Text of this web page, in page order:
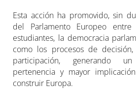
Esta acción ha promovido, sin
del Parlamento Europeo
estudiantes, la democracia
como los procesos de
participación, generando
pertenencia y mayor
construir Europa.